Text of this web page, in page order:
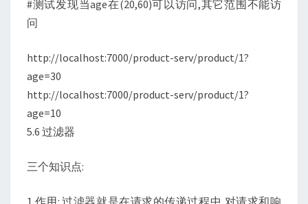
#测试发现当age在(20,60)可以访问,其它范围不能访
问
http://localhost:7000/product-serv/product/1?
age=30
http://localhost:7000/product-serv/product/1?
age=10
5.6 过滤器
三个知识点: